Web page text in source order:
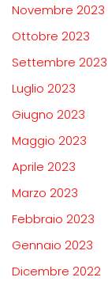
Novembre 2023
Ottobre 2023
Settembre 2023
Luglio 2023
Giugno 2023
Maggio 2023
Aprile 2023
Marzo 2023
Febbraio 2023
Gennaio 2023
Dicembre 2022